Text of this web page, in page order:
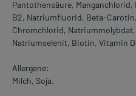
Pantothensäure,
B2, Natriumfluorid, Beta-
Chromchlorid,
Natriumselenit, Biotin, Vitamin
Allergene:
Milch, Soja.